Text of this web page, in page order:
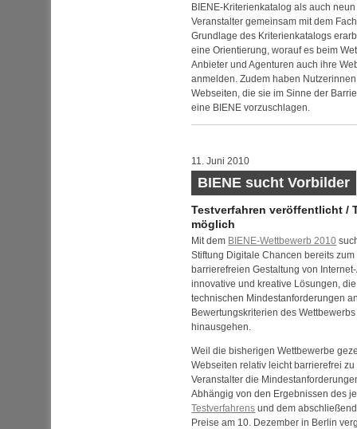
BIENE-Kriterienkatalog als auch
Veranstalter gemeinsam mit dem
Grundlage des Kriterienkatalogs
eine Orientierung, worauf es beim
Anbieter und Agenturen auch ihre
anmelden. Zudem haben
Webseiten, die sie im Sinne der
eine BIENE vorzuschlagen.
11. Juni 2010
BIENE sucht Vorbilder
Testverfahren veröffentlicht /
möglich
Mit dem BIENE-Wettbewerb 2010
Stiftung Digitale Chancen bereits
barrierefreien Gestaltung von
innovative und kreative Lösungen,
technischen Mindestanforderungen
Bewertungskriterien des
hinausgehen.
Weil die bisherigen Wettbewerbe
Webseiten relativ leicht barrierefrei
Veranstalter die
Abhängig von den Ergebnissen des
Testverfahrens und dem
Preise am 10. Dezember in Berlin